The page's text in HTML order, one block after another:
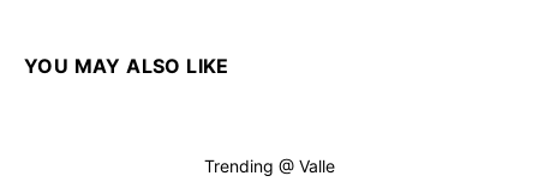
YOU MAY ALSO LIKE
Trending @ Valle